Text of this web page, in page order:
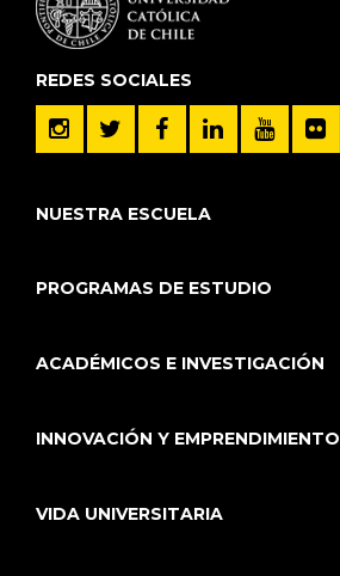
REDES SOCIALES
NUESTRA ESCUELA
PROGRAMAS DE ESTUDIO
ACADÉMICOS E INVESTIGACIÓN
INNOVACIÓN Y EMPRENDIMIENTO
VIDA UNIVERSITARIA